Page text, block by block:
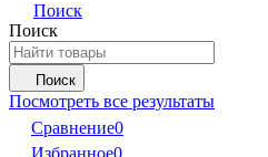
Поиск
Поиск
Поиск
Посмотреть все результаты
Сравнение0
Избранное0